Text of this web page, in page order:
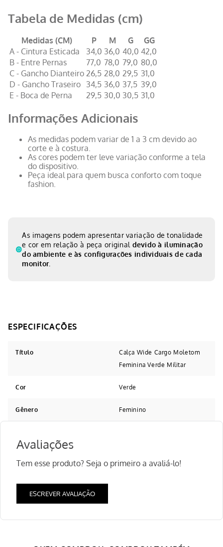
Tabela de Medidas (cm)
Medidas (CM) P M G
GG
A - Cintura Esticada
34,0 36,0 40,0 42,0
B - Entre Pernas
77,0 78,0 79,0 80,0
C - Gancho Dianteiro 26,5 28,0 29,5 31,0
D - Gancho Traseiro 34,5 36,0 37,5 39,0
E - Boca de Perna
29,5 30,0 30,5 31,0
Informações Adicionais
As medidas podem variar de 1 a 3 cm devido ao
corte e à costura.
As cores podem ter leve variação conforme a tela
do dispositivo.
Peça ideal para quem busca conforto com toque
fashion.
As imagens podem apresentar variação de tonalidade
e cor em relação à peça original devido à iluminação
do ambiente e às configurações individuais de cada
monitor.
Título
Calça Wide Cargo Moletom
Feminina Verde Militar
Cor Verde
Gênero Feminino
Avaliações
Tem esse produto? Seja o primeiro a avaliá-lo!
ESCREVER AVALIAÇÃO